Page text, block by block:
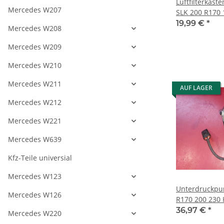
SLK 200
19,99 € *
AUF LAGER
R170 200
2000
36,97 € *
Mercedes W207
Mercedes W208
Mercedes W209
Mercedes W210
Mercedes W211
Mercedes W212
Mercedes W221
Mercedes W639
Kfz-Teile universial
Mercedes W123
Mercedes W126
Mercedes W220